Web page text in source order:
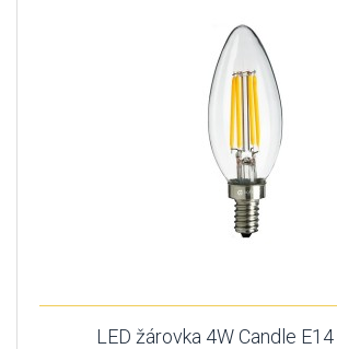
LED žárovka 4W Candle